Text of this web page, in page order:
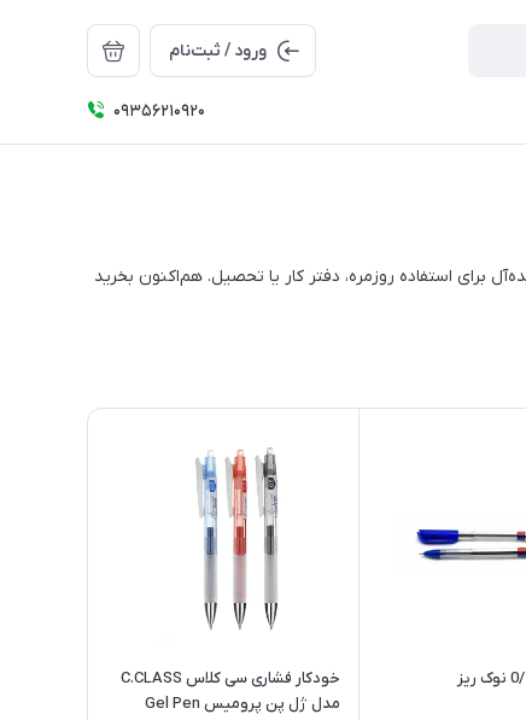
ورود / ثبت‌نام
09356210920
برای استفاده روزمره، دفتر کار یا تحصیل. هم‌اکنون بخرید
خودکار فشاری سی کلاس C.CLASS
مدل ژل پن پرومیس Gel Pen